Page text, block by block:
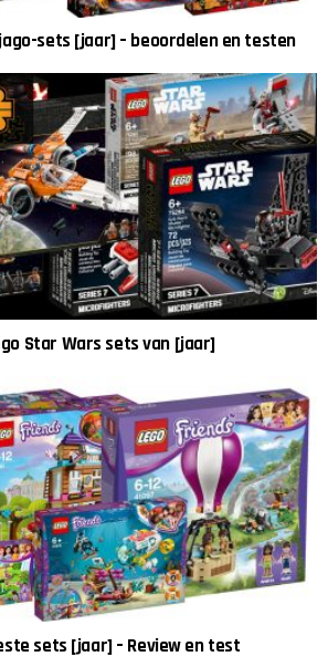
sets [jaar] – beoordelen en testen
Star Wars sets van [jaar]
sets [jaar] – Review en test